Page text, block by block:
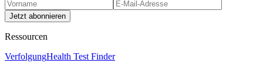
Jetzt abonnieren
Ressourcen
VerfolgungHealth Test Finder